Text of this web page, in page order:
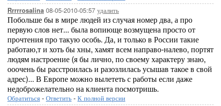
Rrrrrosalina 08-05-2010-05:57 удалить
Побольше бы в мире людей из случая номер два, а про
первую слов нет... была вопиюще возмущена просто от
прочтения про такую особь. Да, и только в России такие
работаю,т и хоть бы хны, хамят всем направо-налево, портят
людям настроение (я бы лично, по своему характеру знаю,
ооочень бы расстроилась и разозлилась усышав такое в свой
адрес)... В Европе можно вылететь с работы если даже
недоброжелательно на клиента посмотришь.
Обратиться - Ответить - К полной версии